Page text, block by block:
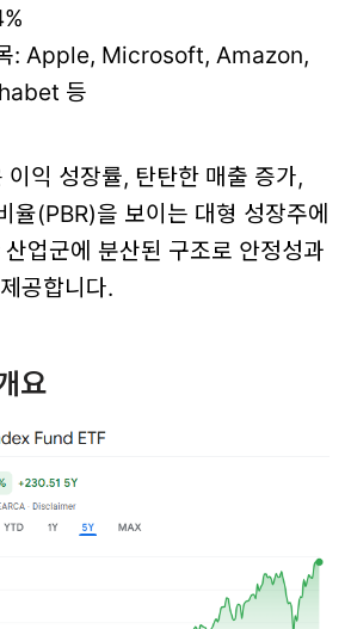
: Apple, Microsoft, Amazon,
등
익 성장률, 탄탄한 매출 증가,
율(PBR)을 보이는 대형 성장주에
업군에 분산된 구조로 안정성과
공합니다.
요